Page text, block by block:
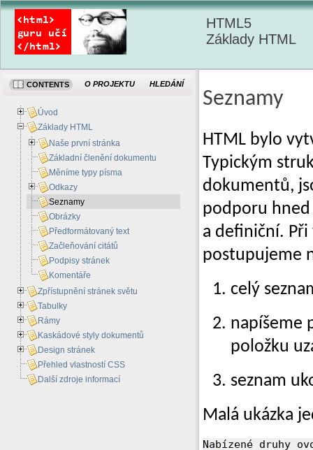
HTML5
Základy HTML
Seznamy
HTML bylo
Typickým
dokumentů,
podporu hned
a definiční.
postupujeme
celý
napíšeme
položku
seznam
Malá ukázka
CONTENTS O PROJEKTU HLEDÁNÍ
Úvod
Základy HTML
Naše první stránka
Základní členění dokumentu
Měníme typy písma
Odkazy
Seznamy
Obrázky
Předformátovaný text
Začleňování citátů
Podpisy stránek
Komentáře
Zpřístupnění stránek světu
Tabulky
Rámy
Kaskádové styly dokumentů
Design stránek
Přehled vlastností CSS
Další zdroje informací